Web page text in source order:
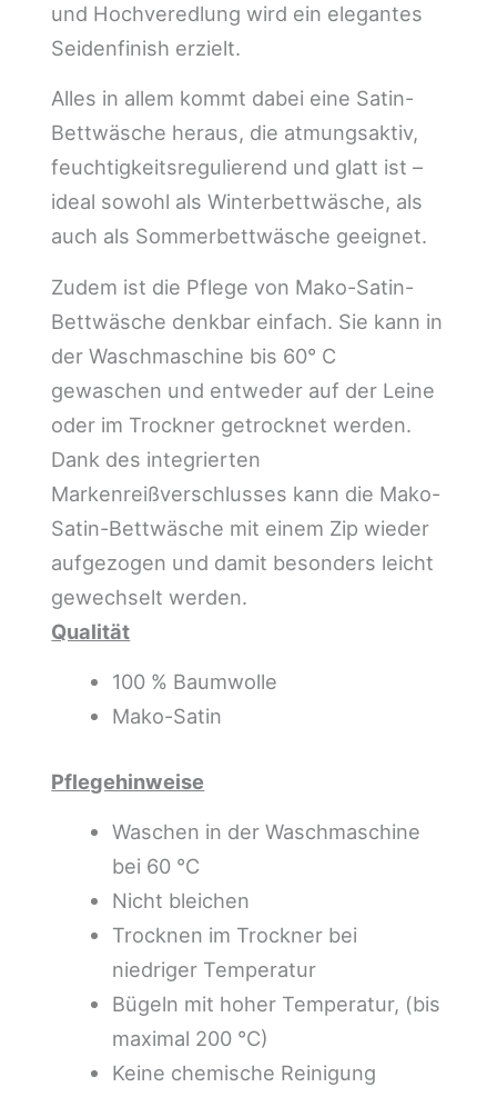
und Hochveredlung wird ein elegantes
Seidenfinish erzielt.
Alles in allem kommt dabei eine Satin-
Bettwäsche heraus, die atmungsaktiv,
feuchtigkeitsregulierend und glatt ist –
ideal sowohl als Winterbettwäsche, als
auch als Sommerbettwäsche geeignet.
Zudem ist die Pflege von Mako-Satin-
Bettwäsche denkbar einfach. Sie kann in
der Waschmaschine bis 60° C
gewaschen und entweder auf der Leine
oder im Trockner getrocknet werden.
Dank des integrierten
Markenreißverschlusses kann die Mako-
Satin-Bettwäsche mit einem Zip wieder
aufgezogen und damit besonders leicht
gewechselt werden.
Qualität
100 % Baumwolle
Mako-Satin
Pflegehinweise
Waschen in der Waschmaschine
bei 60 °C
Nicht bleichen
Trocknen im Trockner bei
niedriger Temperatur
Bügeln mit hoher Temperatur, (bis
maximal 200 °C)
Keine chemische Reinigung